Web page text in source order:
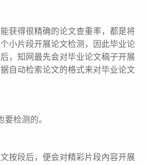
获得很精确的论文查重率，都是将
小片段开展论文检测，因此毕业论
，知网最先会对毕业论文稿子开展
自动检索论文的格式来对毕业论文
检测的。
按段后，便会对精彩片段內容开展